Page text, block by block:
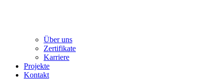
Über uns
Zertifikate
Karriere
Projekte
Kontakt